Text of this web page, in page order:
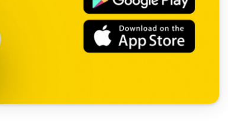
Карта сайта